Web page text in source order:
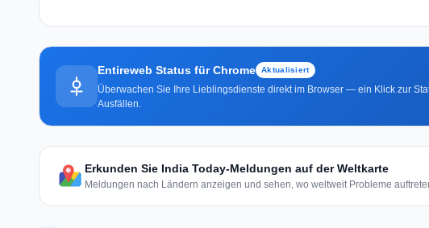
Entireweb Status für Chrome Aktualisiert
Überwachen Sie Ihre Lieblingsdienste direkt im Browser — ein Klick zur
Ausfällen.
Erkunden Sie India Today-Meldungen auf der Weltkarte
Meldungen nach Ländern anzeigen und sehen, wo weltweit Probleme